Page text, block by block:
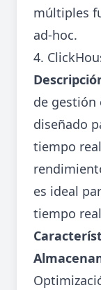
múltiples
ad-hoc.
4.
de gestión
diseñado
tiempo
es ideal
tiempo